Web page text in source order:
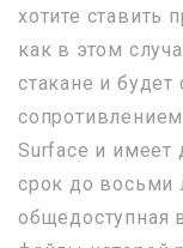
хотите ставить
как в этом
стакане и
Surface и
срок до восьми
общедоступная